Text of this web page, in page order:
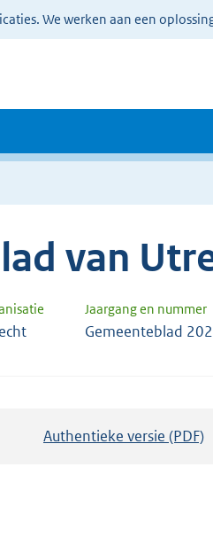
We werken aan een
van
Jaargang en nummer
Gemeenteblad
Authentieke versie (PDF)